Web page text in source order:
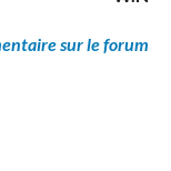
sur le forum